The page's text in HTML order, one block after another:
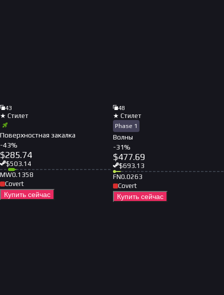
43
★ Стилет
Поверхностная закалка
-43%
$285.74
$503.14
MW0.1358
Covert
Купить сейчас
48
★ Стилет
Phase 1
Волны
-31%
$477.69
$693.13
FN0.0263
Covert
Купить сейчас